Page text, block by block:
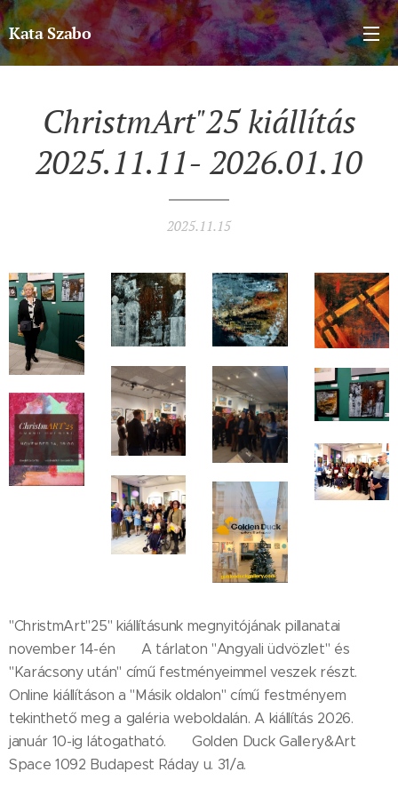
Kata Szabo
ChristmArt"25 kiállítás
2025.11.11- 2026.01.10
2025.11.15
"ChristmArt"25" kiállításunk megnyitójának pillanatai
november 14-én 🙂 A tárlaton "Angyali üdvözlet" és
"Karácsony után" című festményeimmel veszek részt.
Online kiállításon a "Másik oldalon" című festményem
tekinthető meg a galéria weboldalán. A kiállítás 2026.
január 10-ig látogatható. 🙂 Golden Duck Gallery&Art
Space 1092 Budapest Ráday u. 31/a.